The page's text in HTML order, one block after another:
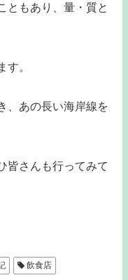
ともあり、量・質と
す。
、あの長い海岸線を
皆さんも行ってみて
飲食店